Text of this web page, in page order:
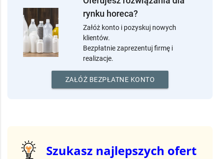
Oferujesz rozwiązania dla
rynku horeca?
klientów.